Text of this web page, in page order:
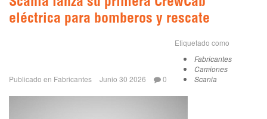
Scania lanza su primera CrewCab
eléctrica para bomberos y rescate
Publicado en Fabricantes Junio 30 2026 0
Etiquetado como
Fabricantes
Camiones
Scania